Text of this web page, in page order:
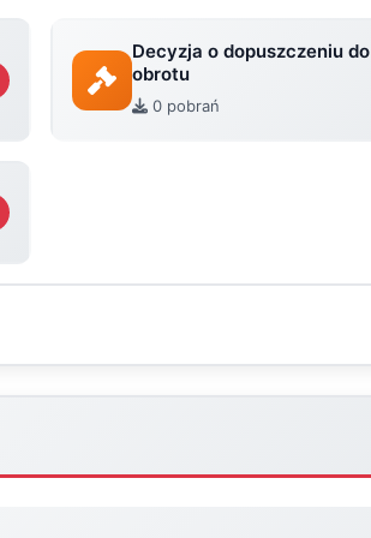
Decyzja o dopuszczeniu do
obrotu
0 pobrań